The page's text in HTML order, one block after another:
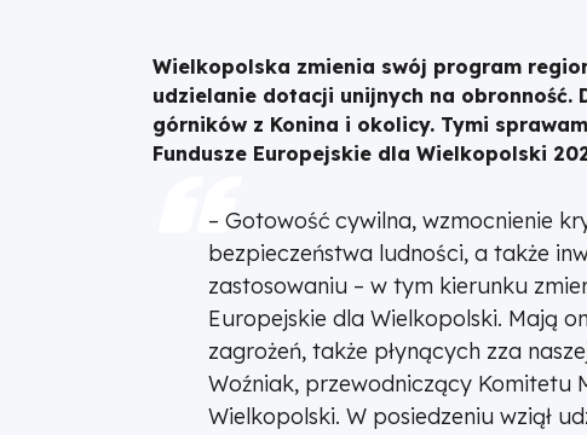
Wielkopolska zmienia swój program
udzielanie dotacji unijnych na obronność.
górników z Konina i okolicy. Tymi
Fundusze Europejskie dla Wielkopolski
– Gotowość cywilna, wzmocnienie
bezpieczeństwa ludności, a także
zastosowaniu – w tym kierunku
Europejskie dla Wielkopolski. Mają
zagrożeń, także płynących zza
Woźniak, przewodniczący Komitetu
Wielkopolski. W posiedzeniu wziął